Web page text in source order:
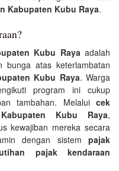
Kabupaten Kubu Raya.
Kubu Raya adalah
bunga atas keterlambatan
Kubu Raya. Warga
program ini cukup
tambahan. Melaluicek
Kubu Raya,
kewajiban mereka secara
dengan sistem pajak
pajak kendaraan